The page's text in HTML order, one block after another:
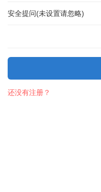
安全提问(未设置请忽略)
还没有注册？